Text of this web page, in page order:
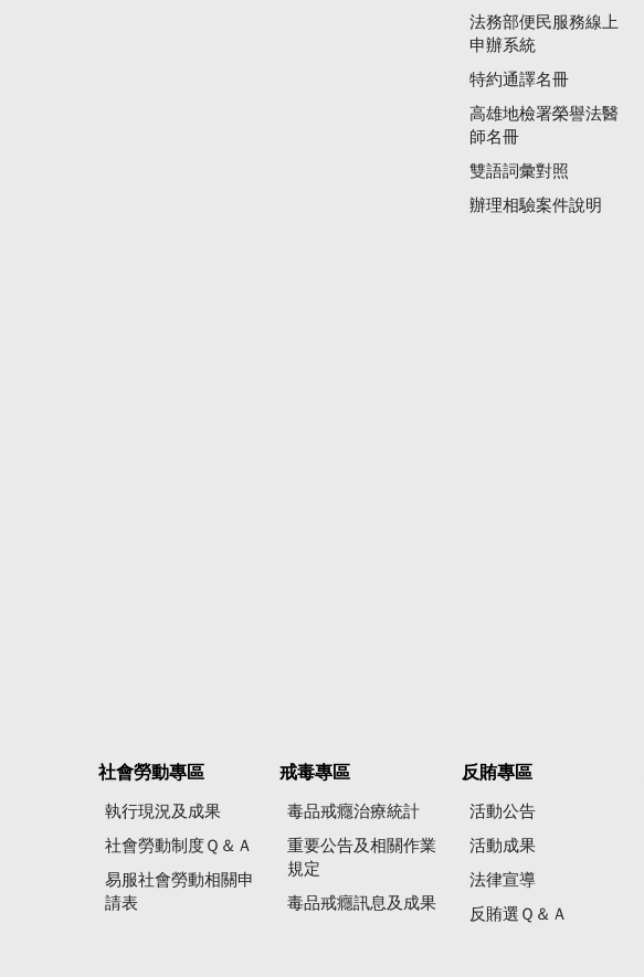
法務部便民服務線上
申辦系統
特約通譯名冊
高雄地檢署榮譽法醫
師名冊
雙語詞彙對照
辦理相驗案件說明
社會勞動專區
執行現況及成果
社會勞動制度Ｑ＆Ａ
易服社會勞動相關申
請表
戒毒專區
毒品戒癮治療統計
重要公告及相關作業
規定
毒品戒癮訊息及成果
反賄專區
活動公告
活動成果
法律宣導
反賄選Ｑ＆Ａ